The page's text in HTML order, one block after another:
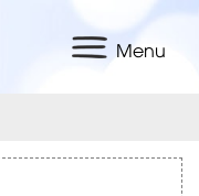
Menu